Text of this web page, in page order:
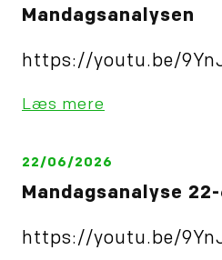
Mandagsanalysen
https://youtu.be/
Læs mere
22/06/2026
Mandagsanalyse
https://youtu.be/